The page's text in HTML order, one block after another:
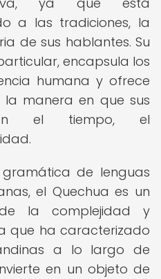
a las tradiciones, la
de sus hablantes. Su
encapsula los
humana y ofrece
manera en que sus
el tiempo, el
de lenguas
el Quechua es un
la complejidad y
que ha caracterizado
a lo largo de
en un objeto de